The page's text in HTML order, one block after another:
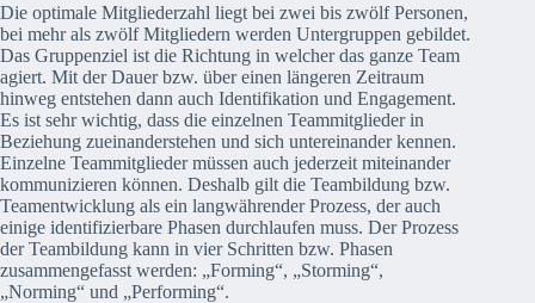
Die optimale Mitgliederzahl liegt bei zwei bis zwölf Personen,
bei mehr als zwölf Mitgliedern werden Untergruppen gebildet.
Das Gruppenziel ist die Richtung in welcher das ganze Team
agiert. Mit der Dauer bzw. über einen längeren Zeitraum
hinweg entstehen dann auch Identifikation und Engagement.
Es ist sehr wichtig, dass die einzelnen Teammitglieder in
Beziehung zueinanderstehen und sich untereinander kennen.
Einzelne Teammitglieder müssen auch jederzeit miteinander
kommunizieren können. Deshalb gilt die Teambildung bzw.
Teamentwicklung als ein langwährender Prozess, der auch
einige identifizierbare Phasen durchlaufen muss. Der Prozess
der Teambildung kann in vier Schritten bzw. Phasen
zusammengefasst werden: „Forming“, „Storming“,
„Norming“ und „Performing“.